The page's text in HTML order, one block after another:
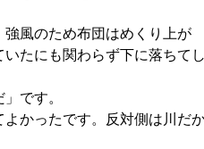
風のため布団はめくり上が
たにも関わらず下に落ちて
です。
かったです。反対側は川だ